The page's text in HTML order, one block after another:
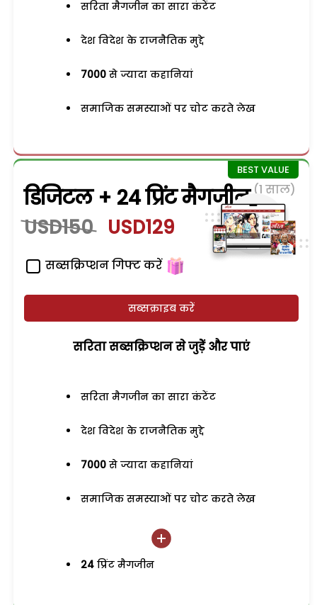
सरिता मैगजीन का सारा कंटेंट
देश विदेश के राजनैतिक मुद्दे
7000 से ज्यादा कहानियां
समाजिक समस्याओं पर चोट करते लेख
डिजिटल + 24 प्रिंट मैगजीन (1 साल)
USD150 USD129
सब्सक्रिप्शन गिफ्ट करें
सब्सक्राइब करें
सरिता सब्सक्रिप्शन से जुड़ेें और पाएं
सरिता मैगजीन का सारा कंटेंट
देश विदेश के राजनैतिक मुद्दे
7000 से ज्यादा कहानियां
समाजिक समस्याओं पर चोट करते लेख
24 प्रिंट मैगजीन